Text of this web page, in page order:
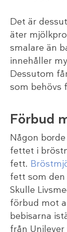
Det är
äter
smalare än
innehåller
Dessutom
som behövs
Förbud
Någon
fettet i
fett.
fett som den
Skulle
förbud mot
bebisarna
från Unilever